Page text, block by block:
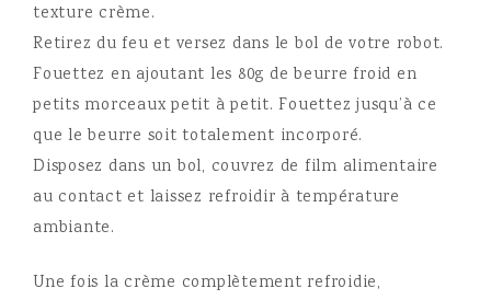
texture crème.
Retirez du feu et versez dans le bol de votre robot.
Fouettez en ajoutant les 80g de beurre froid en
petits morceaux petit à petit. Fouettez jusqu’à ce
que le beurre soit totalement incorporé.
Disposez dans un bol, couvrez de film alimentaire
au contact et laissez refroidir à température
ambiante.
Une fois la crème complètement refroidie,